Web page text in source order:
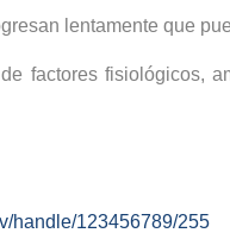
lentamente que
factores fisiológicos,
handle/123456789/255